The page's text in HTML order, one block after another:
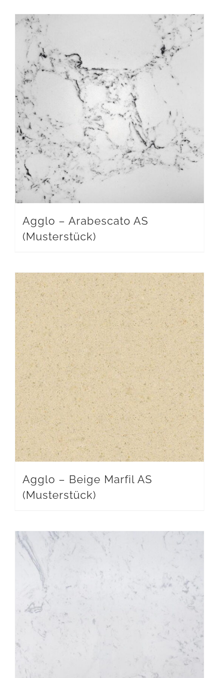
Agglo – Arabescato AS
(Musterstück)
Agglo – Beige Marfil AS
(Musterstück)